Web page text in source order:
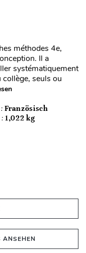
méthodes 4e,
Il a
systématiquement
seuls ou
Französisch
1,022 kg
ANSEHEN